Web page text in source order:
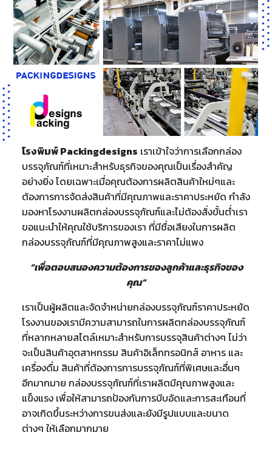
โรงพิมพ์ Packingdesigns เราเข้าใจว่าการเลือกกล่อง
บรรจุภัณฑ์ที่เหมาะสำหรับธุรกิจของคุณเป็นเรื่องสำคัญ
อย่างยิ่ง โดยเฉพาะเมื่อคุณต้องการผลิตสินค้าใหม่ๆและ
ต้องการการจัดส่งสินค้าที่มีคุณภาพและราคาประหยัด กำลัง
มองหาโรงงานผลิตกล่องบรรจุภัณฑ์และไม่ต้องสั่งขั้นต่ำเรา
ขอแนะนำให้คุณใช้บริการของเรา ที่มีชื่อเสียงในการผลิต
กล่องบรรจุภัณฑ์ที่มีคุณภาพสูงและราคาไม่แพง
“เพื่อตอบสนองความต้องการของลูกค้าและธุรกิจของ
คุณ”
เราเป็นผู้ผลิตและจัดจำหน่ายกล่องบรรจุภัณฑ์ราคาประหยัด
โรงงานของเรามีความสามารถในการผลิตกล่องบรรจุภัณฑ์
ที่หลากหลายสไตล์เหมาะสำหรับการบรรจุสินค้าต่างๆ ไม่ว่า
จะเป็นสินค้าอุตสาหกรรม สินค้าอิเล็กทรอนิกส์ อาหาร และ
เครื่องดื่ม สินค้าที่ต้องการการบรรจุภัณฑ์ที่พิเศษและอื่นๆ
อีกมากมาย กล่องบรรจุภัณฑ์ที่เราผลิตมีคุณภาพสูงและ
แข็งแรง เพื่อให้สามารถป้องกันการบีบอัดและการสะเทือนที่
อาจเกิดขึ้นระหว่างการขนส่งและยังมีรูปแบบและขนาด
ต่างๆ ให้เลือกมากมาย